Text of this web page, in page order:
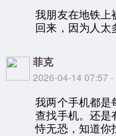
我朋友在地铁上
回来，因为人太
菲克
2026-04-14 07:57 -
我两个手机都是
查找手机。还是
恃无恐，知道你